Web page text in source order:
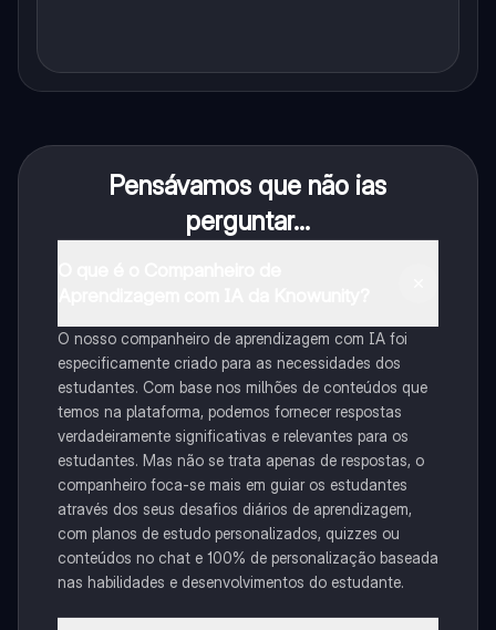
Pensávamos que não ias
perguntar...
O nosso companheiro de aprendizagem com IA foi
especificamente criado para as necessidades dos
estudantes. Com base nos milhões de conteúdos que
temos na plataforma, podemos fornecer respostas
verdadeiramente significativas e relevantes para os
estudantes. Mas não se trata apenas de respostas, o
companheiro foca-se mais em guiar os estudantes
através dos seus desafios diários de aprendizagem,
com planos de estudo personalizados, quizzes ou
conteúdos no chat e 100% de personalização baseada
nas habilidades e desenvolvimentos do estudante.